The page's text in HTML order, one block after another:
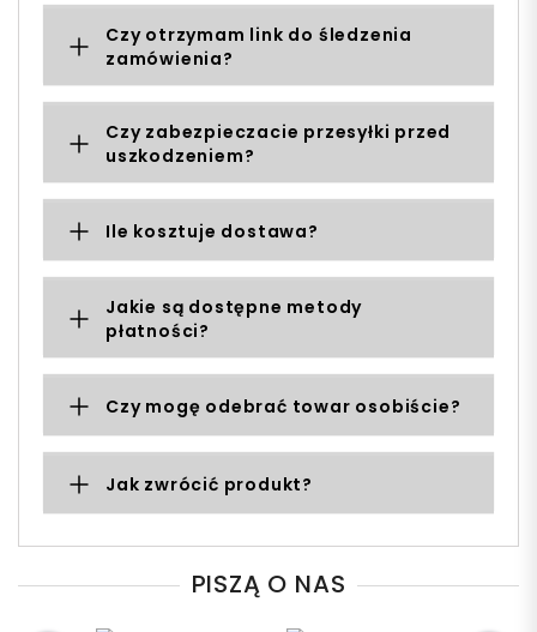
Czy otrzymam link do śledzenia
zamówienia?
Czy zabezpieczacie przesyłki przed
uszkodzeniem?
Ile kosztuje dostawa?
Jakie są dostępne metody
płatności?
Czy mogę odebrać towar osobiście?
Jak zwrócić produkt?
PISZĄ O NAS